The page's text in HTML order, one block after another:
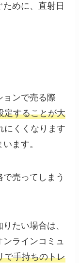
ために、直射日
ョンで売る際
定することが大
にくくなります
ます。
売ってしまう
たい場合は、
ンラインコミュ
で手持ちのトレ